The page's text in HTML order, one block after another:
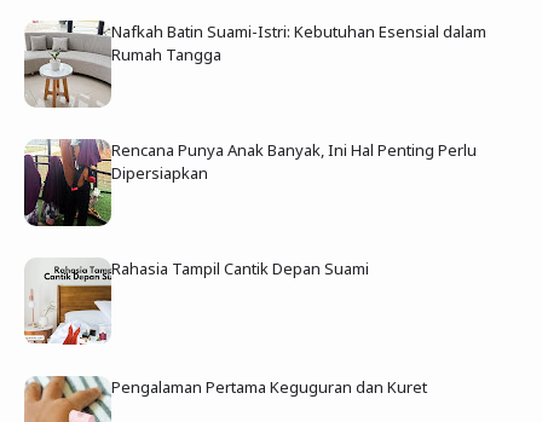
Nafkah Batin Suami-Istri: Kebutuhan Esensial dalam
Rumah Tangga
Rencana Punya Anak Banyak, Ini Hal Penting Perlu
Dipersiapkan
Rahasia Tampil Cantik Depan Suami
Pengalaman Pertama Keguguran dan Kuret